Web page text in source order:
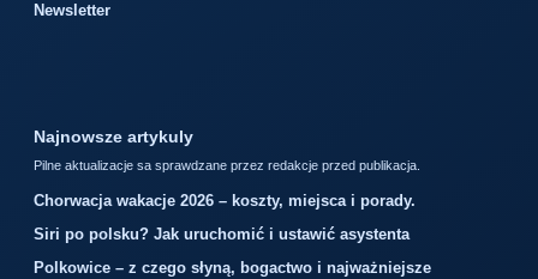
Newsletter
Najnowsze artykuly
Pilne aktualizacje sa sprawdzane przez redakcje przed publikacja.
Chorwacja wakacje 2026 – koszty, miejsca i porady.
Siri po polsku? Jak uruchomić i ustawić asystenta
Polkowice – z czego słyną, bogactwo i najważniejsze